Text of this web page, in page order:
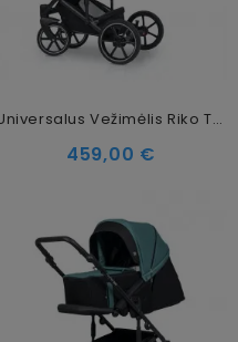
Universalus Vežimėlis Riko Trex 2in1 Lagoon
459,00 €